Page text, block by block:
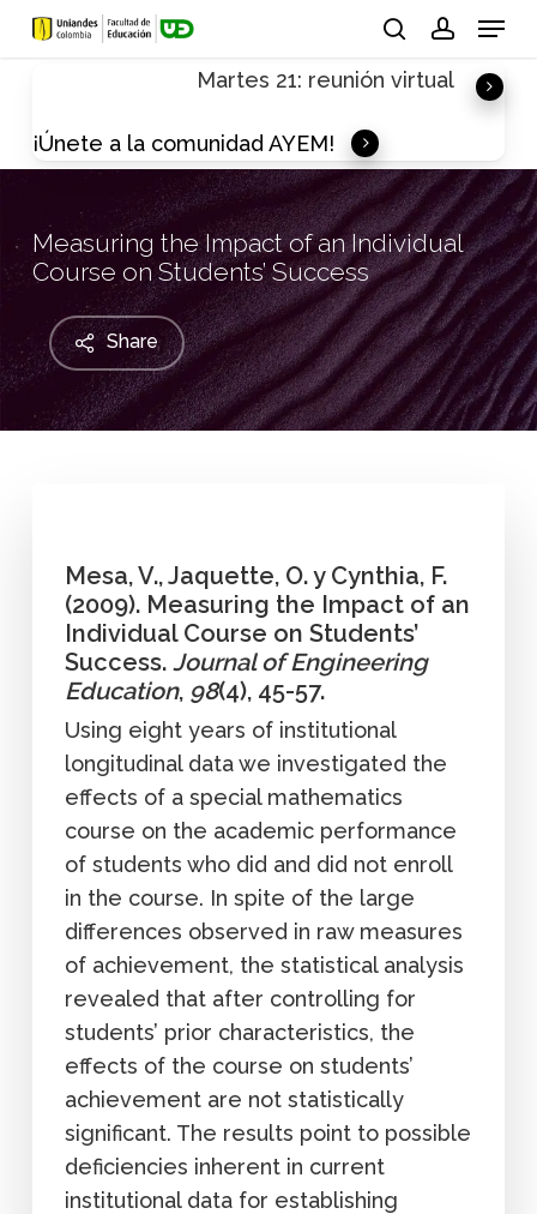
Skip
Menu
Martes 21: reunión virtual
¡Únete a la comunidad AYEM!
Measuring the Impact of an Individual
Course on Students’ Success
Share
Mesa, V., Jaquette, O. y Cynthia, F.
(2009). Measuring the Impact of an
Individual Course on Students’
Success. Journal of Engineering
Education, 98(4), 45-57.
Using eight years of institutional
longitudinal data we investigated the
effects of a special mathematics
course on the academic performance
of students who did and did not enroll
in the course. In spite of the large
differences observed in raw measures
of achievement, the statistical analysis
revealed that after controlling for
students’ prior characteristics, the
effects of the course on students’
achievement are not statistically
significant. The results point to possible
deficiencies inherent in current
institutional data for establishing